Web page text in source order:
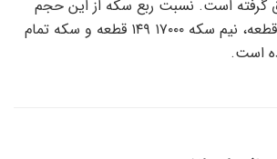
گرفته است. نسبت ربع سکه از این حجم
تخصیص ۸۵۰۰۰ ۵۸ قطعه، نیم سکه ۱۷۰۰۰ ۱۴۹ قطعه و سکه تمام